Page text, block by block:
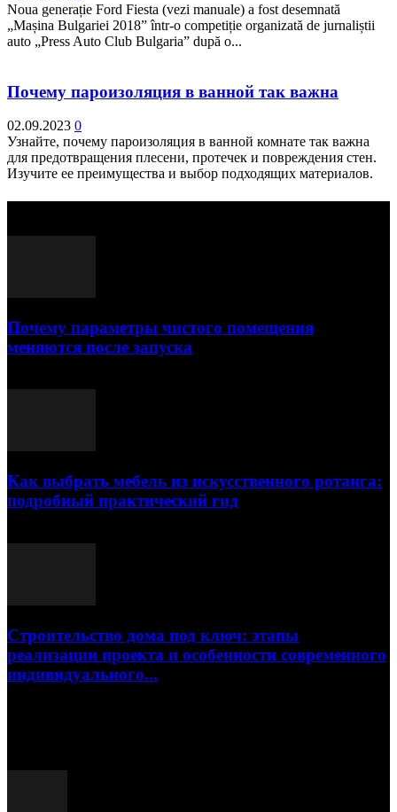
Noua generație Ford Fiesta (vezi manuale) a fost desemnată
„Mașina Bulgariei 2018” într-o competiție organizată de jurnaliștii
auto „Press Auto Club Bulgaria” după o...
Почему пароизоляция в ванной так важна
02.09.2023 0
Узнайте, почему пароизоляция в ванной комнате так важна
для предотвращения плесени, протечек и повреждения стен.
Изучите ее преимущества и выбор подходящих материалов.
Почему параметры чистого помещения
меняются после запуска
Как выбрать мебель из искусственного ротанга:
подробный практический гид
Строительство дома под ключ: этапы
реализации проекта и особенности современного
индивидуального...